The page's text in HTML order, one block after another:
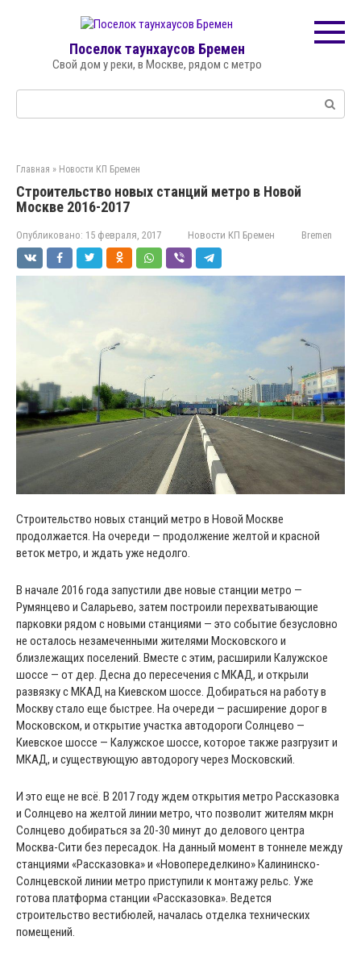
Поселок таунхаусов Бремен
Свой дом у реки, в Москве, рядом с метро
Главная » Новости КП Бремен
Строительство новых станций метро в Новой
Москве 2016-2017
Опубликовано: 15 февраля, 2017 Новости КП Бремен Bremen
Строительство новых станций метро в Новой Москве
продолжается. На очереди — продолжение желтой и красной
веток метро, и ждать уже недолго.
В начале 2016 года запустили две новые станции метро —
Румянцево и Саларьево, затем построили перехватывающие
парковки рядом с новыми станциями — это событие безусловно
не осталось незамеченными жителями Московского и
близлежащих поселений. Вместе с этим, расширили Калужское
шоссе — от дер. Десна до пересечения с МКАД, и открыли
развязку с МКАД на Киевском шоссе. Добираться на работу в
Москву стало еще быстрее. На очереди — расширение дорог в
Московском, и открытие участка автодороги Солнцево —
Киевское шоссе — Калужское шоссе, которое также разгрузит и
МКАД, и существующую автодорогу через Московский.
И это еще не всё. В 2017 году ждем открытия метро Рассказовка
и Солнцево на желтой линии метро, что позволит жителям мкрн
Солнцево добираться за 20-30 минут до делового центра
Москва-Сити без пересадок. На данный момент в тоннеле между
станциями «Рассказовка» и «Новопеределкино» Калининско-
Солнцевской линии метро приступили к монтажу рельс. Уже
готова платформа станции «Рассказовка». Ведется
строительство вестибюлей, началась отделка технических
помещений.